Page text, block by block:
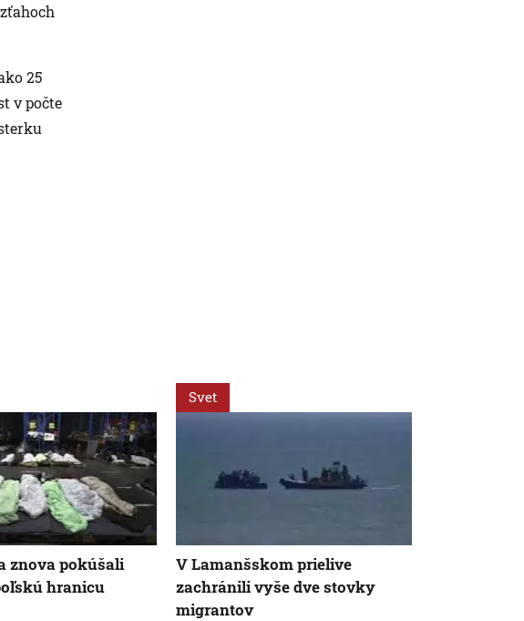
25
v počte
znova pokúšali
hranicu
Svet
V Lamanšskom prielive
zachránili vyše dve stovky
migrantov